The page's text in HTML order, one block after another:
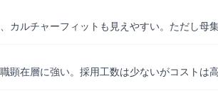
カルチャーフィットも見えやすい。ただし母
顕在層に強い。採用工数は少ないがコストは